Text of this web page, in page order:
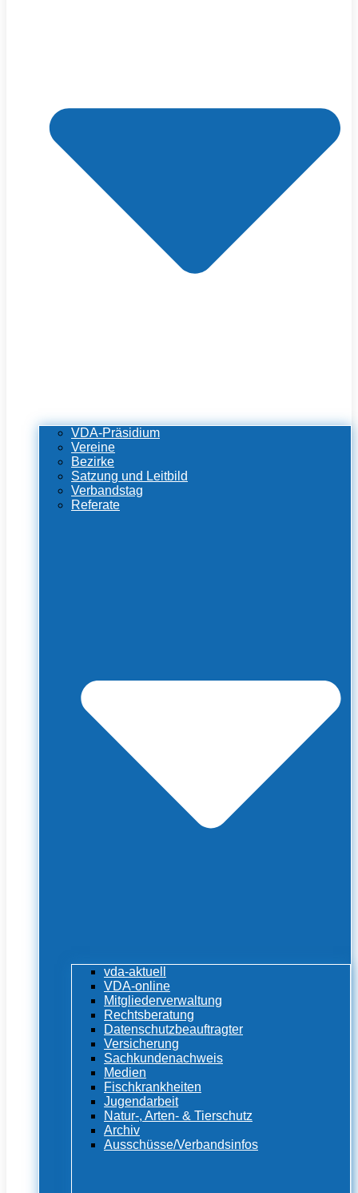
VDA-Präsidium
Vereine
Bezirke
Satzung und Leitbild
Verbandstag
Referate
vda-aktuell
VDA-online
Mitgliederverwaltung
Rechtsberatung
Datenschutzbeauftragter
Versicherung
Sachkundenachweis
Medien
Fischkrankheiten
Jugendarbeit
Natur-, Arten- & Tierschutz
Archiv
Ausschüsse/Verbandsinfos